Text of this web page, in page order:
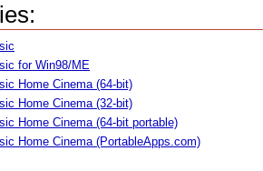
for Win98/ME
Home Cinema (64-bit)
Home Cinema (32-bit)
Home Cinema (64-bit portable)
Home Cinema (PortableApps.com)